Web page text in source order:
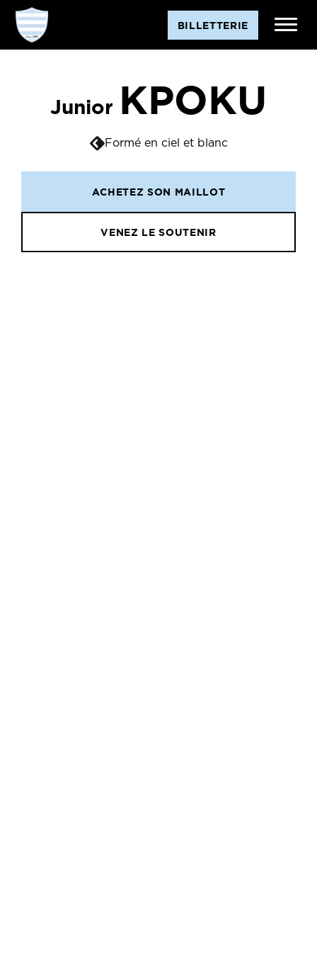
BILLETTERIE
Junior KPOKU
Formé en ciel et blanc
ACHETEZ SON MAILLOT
VENEZ LE SOUTENIR